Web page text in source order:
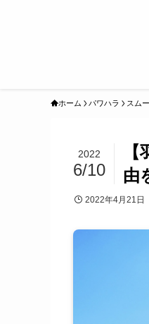
ホーム パワハラ スム
由
2022
6/10
2022年4月21日